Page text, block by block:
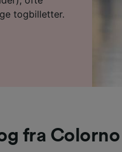
togbilletter.
fra